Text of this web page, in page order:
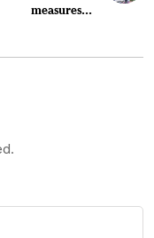
measures...